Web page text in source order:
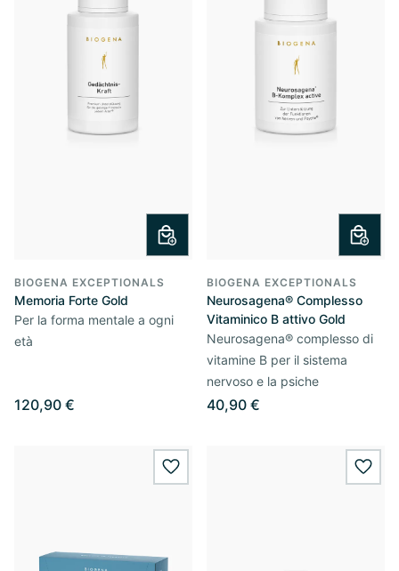
BIOGENA EXCEPTIONALS
Memoria Forte Gold
Per la forma mentale a ogni
età
120,90 €
BIOGENA EXCEPTIONALS
Neurosagena® Complesso
Vitaminico B attivo Gold
Neurosagena® complesso di
vitamine B per il sistema
nervoso e la psiche
40,90 €
wishlist.add